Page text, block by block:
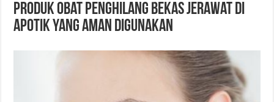
Produk Obat Penghilang Bekas Jerawat Di
Apotik Yang Aman Digunakan